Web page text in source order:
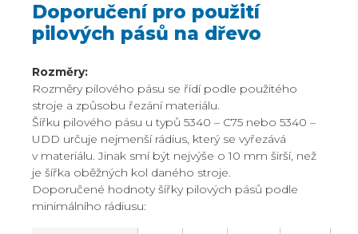
Doporučení pro použití
pilových pásů na dřevo
Rozměry:
Rozměry pilového pásu se řídí podle použitého
stroje a způsobu řezání materiálu.
Šířku pilového pásu u typů 5340 – C75 nebo 5340 –
UDD určuje nejmenší rádius, který se vyřezává
v materiálu. Jinak smí být nejvýše o 10 mm širší, než
je šířka oběžných kol daného stroje.
Doporučené hodnoty šířky pilových pásů podle
minimálního rádiusu: